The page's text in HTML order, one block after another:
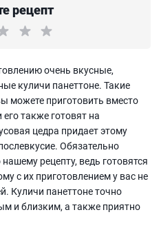
рецепт
очень вкусные,
куличи панеттоне. Такие
можете приготовить вместо
также готовят на
цедра придает этому
Обязательно
рецепту, ведь готовятся
с их приготовлением у вас не
Куличи панеттоне точно
и близким, а также приятно